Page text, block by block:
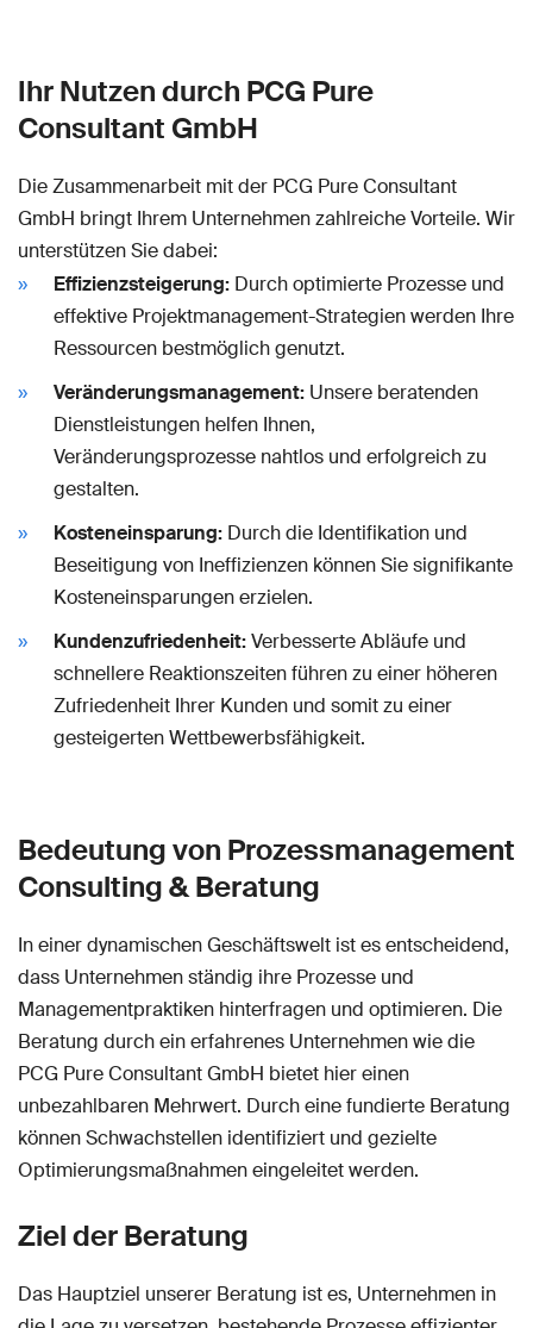
Ihr Nutzen durch PCG Pure
Consultant GmbH
Die Zusammenarbeit mit der PCG Pure Consultant
GmbH bringt Ihrem Unternehmen zahlreiche Vorteile. Wir
unterstützen Sie dabei:
Effizienzsteigerung: Durch optimierte Prozesse und
effektive Projektmanagement-Strategien werden Ihre
Ressourcen bestmöglich genutzt.
Veränderungsmanagement: Unsere beratenden
Dienstleistungen helfen Ihnen,
Veränderungsprozesse nahtlos und erfolgreich zu
gestalten.
Kosteneinsparung: Durch die Identifikation und
Beseitigung von Ineffizienzen können Sie signifikante
Kosteneinsparungen erzielen.
Kundenzufriedenheit:Verbesserte Abläufe und
schnellere Reaktionszeiten führen zu einer höheren
Zufriedenheit Ihrer Kunden und somit zu einer
gesteigerten Wettbewerbsfähigkeit.
Bedeutung von Prozessmanagement
Consulting & Beratung
In einer dynamischen Geschäftswelt ist es entscheidend,
dass Unternehmen ständig ihre Prozesse und
Managementpraktiken hinterfragen und optimieren. Die
Beratung durch ein erfahrenes Unternehmen wie die
PCG Pure Consultant GmbH bietet hier einen
unbezahlbaren Mehrwert. Durch eine fundierte Beratung
können Schwachstellen identifiziert und gezielte
Optimierungsmaßnahmen eingeleitet werden.
Ziel der Beratung
Das Hauptziel unserer Beratung ist es, Unternehmen in